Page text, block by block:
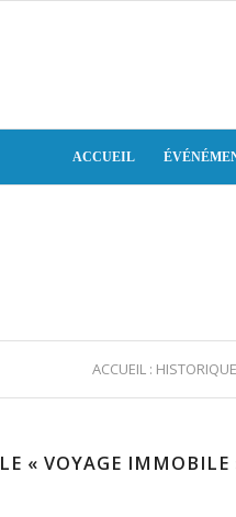
ACCUEIL
ACCUEIL :
LE « VOYAGE